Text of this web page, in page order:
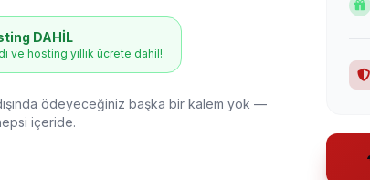
DAHİL
ve hosting yıllık ücrete dahil!
ödeyeceğiniz başka bir kalem yok —
içeride.